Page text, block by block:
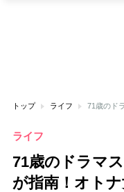
トップ ライフ
ライフ
71歳のドラマ
が指南！オト